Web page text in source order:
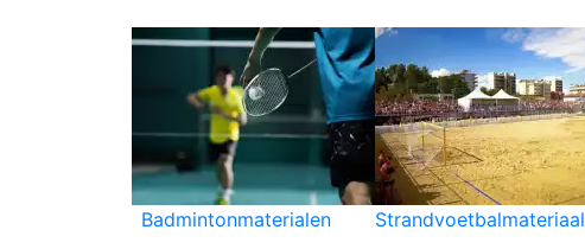
Badmintonmaterialen Strandvoetbalmateriaal